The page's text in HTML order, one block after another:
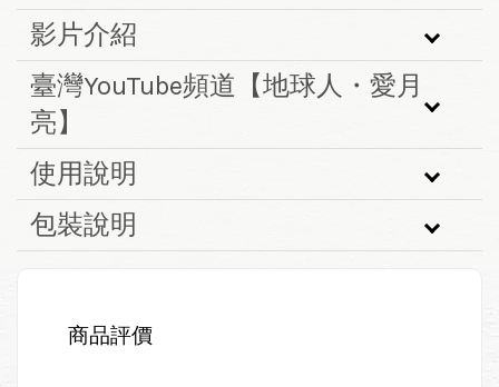
影片介紹
臺灣YouTube頻道【地球人・愛月
亮】
使用說明
包裝說明
商品評價